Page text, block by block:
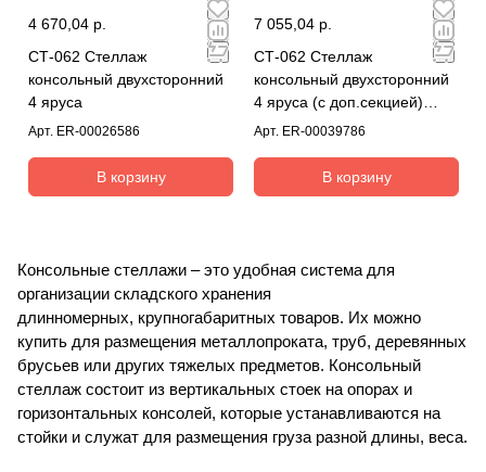
4 670,04 р.
СТ-062 Стеллаж
консольный двухсторонний
4 яруса
Арт. ER-00026586
В корзину
7 055,04 р.
СТ-062 Стеллаж
консольный двухсторонний
4 яруса (с доп.секцией)
комплект
Арт. ER-00039786
В корзину
Консольные стеллажи – это удобная система для
организации складского хранения
длинномерных, крупногабаритных товаров. Их можно
купить для размещения металлопроката, труб, деревянных
брусьев или других тяжелых предметов. Консольный
стеллаж состоит из вертикальных стоек на опорах и
горизонтальных консолей, которые устанавливаются на
стойки и служат для размещения груза разной длины, веса.